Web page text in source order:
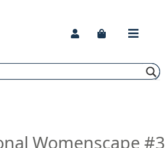
Womenscape #3